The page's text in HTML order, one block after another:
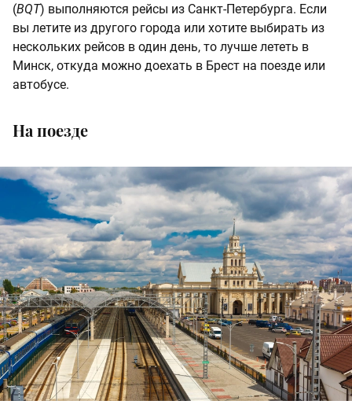
(BQT) выполняются рейсы из Санкт-Петербурга. Если
вы летите из другого города или хотите выбирать из
нескольких рейсов в один день, то лучше лететь в
Минск, откуда можно доехать в Брест на поезде или
автобусе.
На поезде